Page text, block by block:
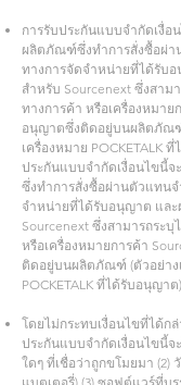
การรับประกันแบบจำกัดเงื่อ
ผลิตภัณฑ์ซึ่งทำการสั่งซื้อผ่า
ทางการจัดจำหน่ายที่ได้รับ
สำหรับ Sourcenext ซึ่งสาม
ทางการค้า หรือเครื่องหมาย
อนุญาตซึ่งติดอยู่บนผลิตภัณ
เครื่องหมาย POCKETALK
ประกันแบบจำกัดเงื่อนไขนี้
ซึ่งทำการสั่งซื้อผ่านตัวแทน
จำหน่ายที่ได้รับอนุญาต และ
Sourcenext ซึ่งสามารถระ
หรือเครื่องหมายการค้า
ติดอยู่บนผลิตภัณฑ์ (ตัวอย่าง
POCKETALK ที่ได้รับอนุญาต)
โดยไม่กระทบเงื่อนไขที่ได้ก
ประกันแบบจำกัดเงื่อนไขนี้
ใดๆ ที่เชื่อว่าถูกขโมยมา (2)